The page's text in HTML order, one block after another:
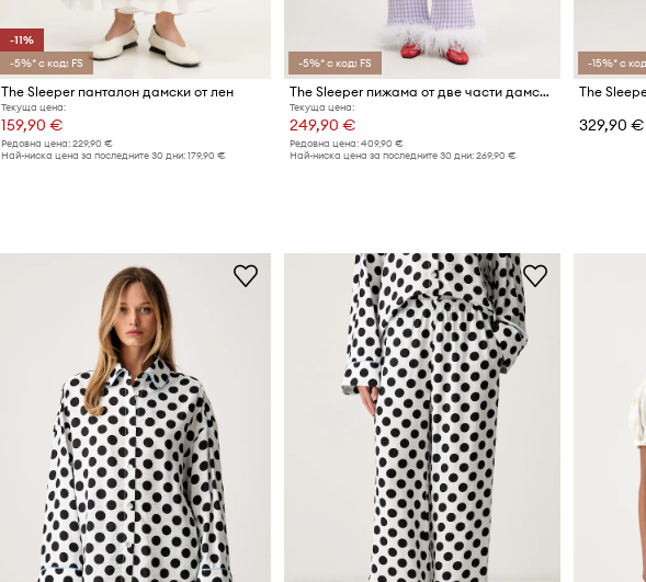
-11%
-5%* с код: FS
The Sleeper панталон дамски от лен
Текуща цена:
159,90 €
Редовна цена: 229,90 €
Най-ниска цена за последните 30 дни: 179,90 €
-5%* с код: FS
The Sleeper пижама от две части дамска от вискоза
Текуща цена:
249,90 €
Редовна цена: 409,90 €
Най-ниска цена за последните 30 дни: 269,90 €
-15%* с
The
329,90 €